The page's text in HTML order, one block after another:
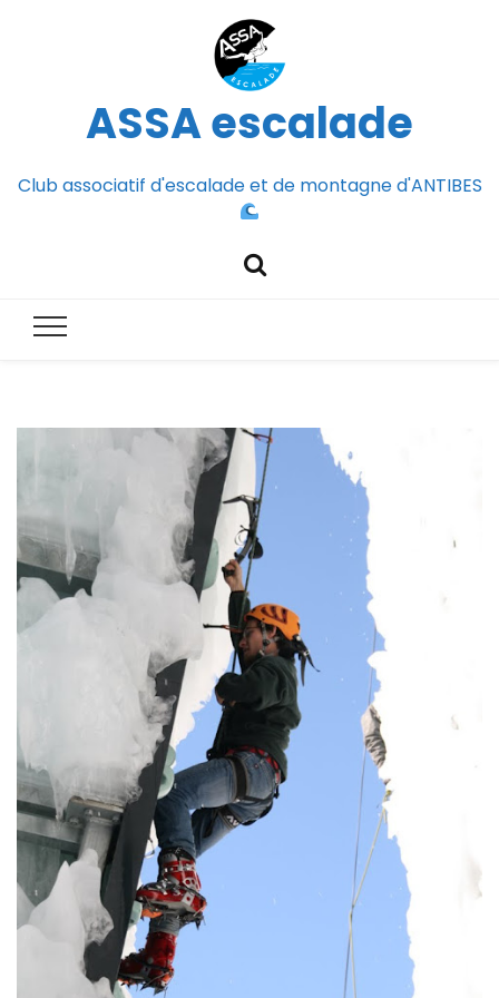
ASSA escalade
Club associatif d'escalade et de montagne d'ANTIBES